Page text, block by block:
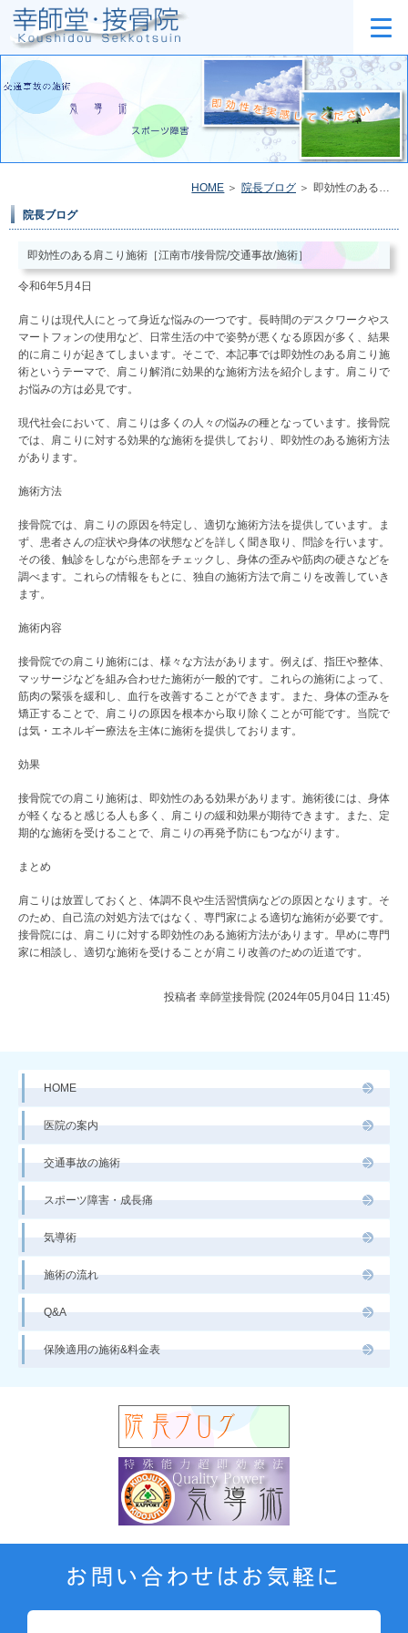
HOME 院長ブログ 即効性のある肩こり施術［江南市/接骨院/交通事故/施術］
院長ブログ
即効性のある肩こり施術［江南市/接骨院/交通事故/施術］
令和6年5月4日
肩こりは現代人にとって身近な悩みの一つです。長時間のデスクワークやス
マートフォンの使用など、日常生活の中で姿勢が悪くなる原因が多く、結果
的に肩こりが起きてしまいます。そこで、本記事では即効性のある肩こり施
術というテーマで、肩こり解消に効果的な施術方法を紹介します。肩こりで
お悩みの方は必見です。
現代社会において、肩こりは多くの人々の悩みの種となっています。接骨院
では、肩こりに対する効果的な施術を提供しており、即効性のある施術方法
があります。
施術方法
接骨院では、肩こりの原因を特定し、適切な施術方法を提供しています。ま
ず、患者さんの症状や身体の状態などを詳しく聞き取り、問診を行います。
その後、触診をしながら患部をチェックし、身体の歪みや筋肉の硬さなどを
調べます。これらの情報をもとに、独自の施術方法で肩こりを改善していき
ます。
施術内容
接骨院での肩こり施術には、様々な方法があります。例えば、指圧や整体、
マッサージなどを組み合わせた施術が一般的です。これらの施術によって、
筋肉の緊張を緩和し、血行を改善することができます。また、身体の歪みを
矯正することで、肩こりの原因を根本から取り除くことが可能です。当院で
は気・エネルギー療法を主体に施術を提供しております。
効果
接骨院での肩こり施術は、即効性のある効果があります。施術後には、身体
が軽くなると感じる人も多く、肩こりの緩和効果が期待できます。また、定
期的な施術を受けることで、肩こりの再発予防にもつながります。
まとめ
肩こりは放置しておくと、体調不良や生活習慣病などの原因となります。そ
のため、自己流の対処方法ではなく、専門家による適切な施術が必要です。
接骨院には、肩こりに対する即効性のある施術方法があります。早めに専門
家に相談し、適切な施術を受けることが肩こり改善のための近道です。
投稿者 幸師堂接骨院 (2024年05月04日 11:45)
HOME
医院の案内
交通事故の施術
スポーツ障害・成長痛
気導術
施術の流れ
Q&A
保険適用の施術&料金表
お問い合わせはお気軽に